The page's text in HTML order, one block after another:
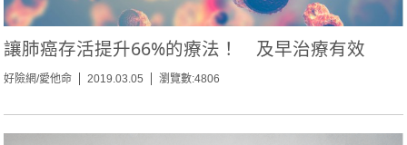
讓肺癌存活提升66%的療法！ 及早治療有效
好險網/愛他命 2019.03.05 瀏覽數:4806